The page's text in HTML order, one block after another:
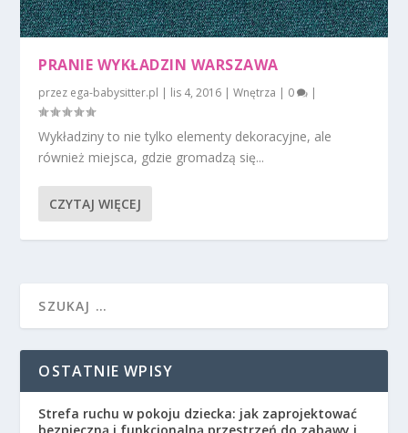
PRANIE WYKŁADZIN WARSZAWA
przez ega-babysitter.pl | lis 4, 2016 |Wnętrza | 0 |
Wykładziny to nie tylko elementy dekoracyjne, ale
również miejsca, gdzie gromadzą się...
CZYTAJ WIĘCEJ
OSTATNIE WPISY
Strefa ruchu w pokoju dziecka: jak zaprojektować
bezpieczną i funkcjonalną przestrzeń do zabawy i